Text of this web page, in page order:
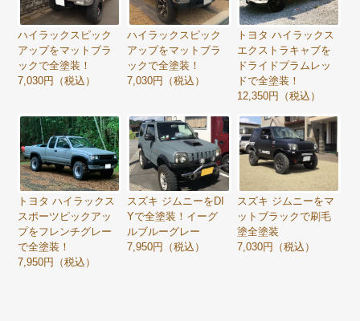
ハイラックスピック
アップをマットブラ
ックで全塗装！
7,030円（税込）
ハイラックスピック
アップをマットブラ
ックで全塗装！
7,030円（税込）
トヨタ ハイラックス
エクストラキャブを
ドライドプラムレッ
ドで全塗装！
12,350円（税込）
トヨタ ハイラックス
スポーツピックアッ
プをフレンチグレー
で全塗装！
7,950円（税込）
スズキ ジムニーをDI
Yで全塗装！イーグ
ルブルーグレー
7,950円（税込）
スズキ ジムニーをマ
ットブラックで刷毛
塗全塗装
7,030円（税込）